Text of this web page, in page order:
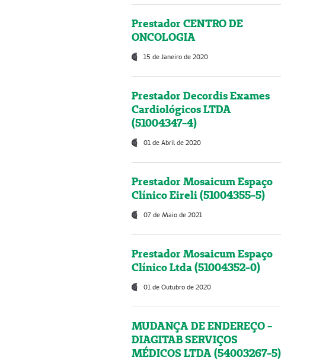
Prestador CENTRO DE
ONCOLOGIA
15 de Janeiro de 2020
Prestador Decordis Exames
Cardiológicos LTDA
(51004347-4)
01 de Abril de 2020
Prestador Mosaicum Espaço
Clínico Eireli (51004355-5)
07 de Maio de 2021
Prestador Mosaicum Espaço
Clínico Ltda (51004352-0)
01 de Outubro de 2020
MUDANÇA DE ENDEREÇO -
DIAGITAB SERVIÇOS
MÉDICOS LTDA (54003267-5)